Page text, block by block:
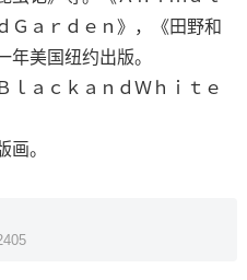
Ｇａｒｄｅｎ》，《田野和
年美国纽约出版。
ａｃｋａｎｄＷｈｉｔｅ
。